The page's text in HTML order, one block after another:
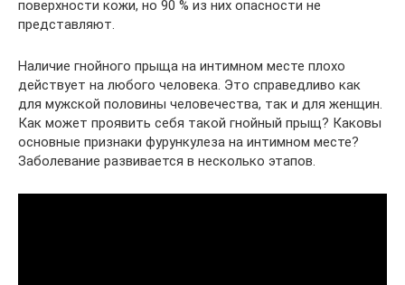
поверхности кожи, но 90 % из них опасности не
представляют.
Наличие гнойного прыща на интимном месте плохо
действует на любого человека. Это справедливо как
для мужской половины человечества, так и для женщин.
Как может проявить себя такой гнойный прыщ? Каковы
основные признаки фурункулеза на интимном месте?
Заболевание развивается в несколько этапов.